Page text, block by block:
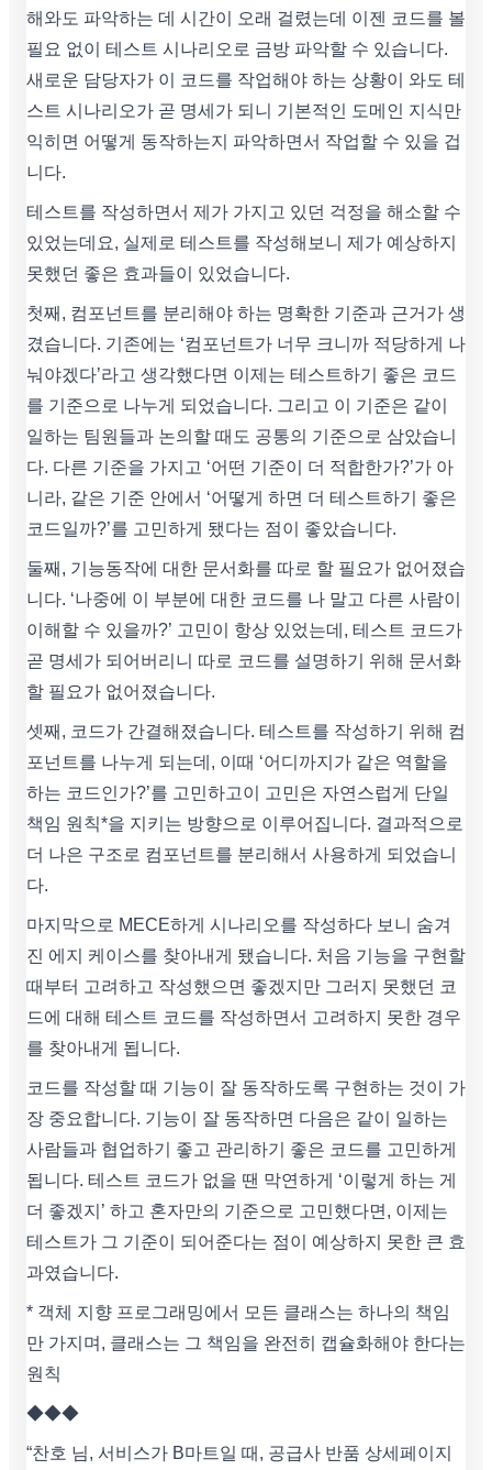
해와도 파악하는 데 시간이 오래 걸렸는데 이젠 코드를 볼
필요 없이 테스트 시나리오로 금방 파악할 수 있습니다.
새로운 담당자가 이 코드를 작업해야 하는 상황이 와도 테
스트 시나리오가 곧 명세가 되니 기본적인 도메인 지식만
익히면 어떻게 동작하는지 파악하면서 작업할 수 있을 겁
니다.
테스트를 작성하면서 제가 가지고 있던 걱정을 해소할 수
있었는데요, 실제로 테스트를 작성해보니 제가 예상하지
못했던 좋은 효과들이 있었습니다.
첫째, 컴포넌트를 분리해야 하는 명확한 기준과 근거가 생
겼습니다. 기존에는 ‘컴포넌트가 너무 크니까 적당하게 나
눠야겠다’라고 생각했다면 이제는 테스트하기 좋은 코드
를 기준으로 나누게 되었습니다. 그리고 이 기준은 같이
일하는 팀원들과 논의할 때도 공통의 기준으로 삼았습니
다. 다른 기준을 가지고 ‘어떤 기준이 더 적합한가?’가 아
니라, 같은 기준 안에서 ‘어떻게 하면 더 테스트하기 좋은
코드일까?’를 고민하게 됐다는 점이 좋았습니다.
둘째, 기능동작에 대한 문서화를 따로 할 필요가 없어졌습
니다. ‘나중에 이 부분에 대한 코드를 나 말고 다른 사람이
이해할 수 있을까?’ 고민이 항상 있었는데, 테스트 코드가
곧 명세가 되어버리니 따로 코드를 설명하기 위해 문서화
할 필요가 없어졌습니다.
셋째, 코드가 간결해졌습니다. 테스트를 작성하기 위해 컴
포넌트를 나누게 되는데, 이때 ‘어디까지가 같은 역할을
하는 코드인가?’를 고민하고이 고민은 자연스럽게 단일
책임 원칙*을 지키는 방향으로 이루어집니다. 결과적으로
더 나은 구조로 컴포넌트를 분리해서 사용하게 되었습니
다.
마지막으로 MECE하게 시나리오를 작성하다 보니 숨겨
진 에지 케이스를 찾아내게 됐습니다. 처음 기능을 구현할
때부터 고려하고 작성했으면 좋겠지만 그러지 못했던 코
드에 대해 테스트 코드를 작성하면서 고려하지 못한 경우
를 찾아내게 됩니다.
코드를 작성할 때 기능이 잘 동작하도록 구현하는 것이 가
장 중요합니다. 기능이 잘 동작하면 다음은 같이 일하는
사람들과 협업하기 좋고 관리하기 좋은 코드를 고민하게
됩니다. 테스트 코드가 없을 땐 막연하게 ‘이렇게 하는 게
더 좋겠지’ 하고 혼자만의 기준으로 고민했다면, 이제는
테스트가 그 기준이 되어준다는 점이 예상하지 못한 큰 효
과였습니다.
* 객체 지향 프로그래밍에서 모든 클래스는 하나의 책임
만 가지며, 클래스는 그 책임을 완전히 캡슐화해야 한다는
원칙
◆◆◆
“찬호 님, 서비스가 B마트일 때, 공급사 반품 상세페이지